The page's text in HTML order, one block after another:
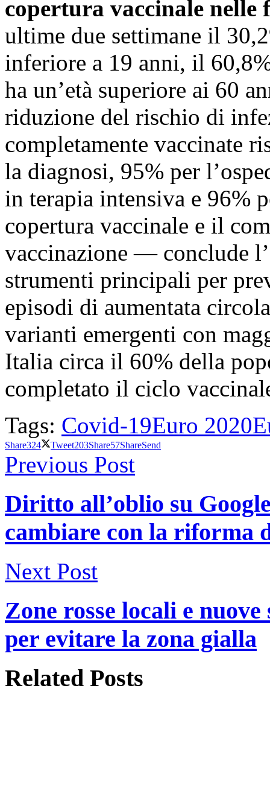
copertura vaccinale nelle
ultime due settimane il
inferiore a 19 anni, il
ha un’età superiore ai 60
riduzione del rischio di
completamente vaccinate
la diagnosi, 95% per
in terapia intensiva e 96%
copertura vaccinale e il
vaccinazione — conclude
strumenti principali per
episodi di aumentata
varianti emergenti con
Italia circa il 60% della
completato il ciclo
Tags: Covid-19Euro 2020
Share324 Tweet203Share57ShareSend
Previous Post
Diritto all’oblio su
cambiare con la riforma
Next Post
Zone rosse locali e
per evitare la zona gialla
Related Posts